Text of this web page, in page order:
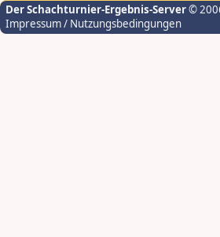
Der Schachturnier-Ergebnis-Server©
Impressum / Nutzungsbedingungen